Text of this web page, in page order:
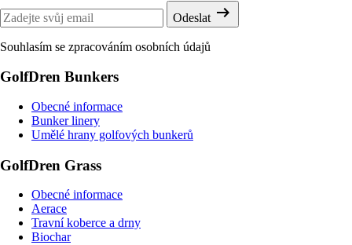
Odeslat arrow_right_alt
Souhlasím se zpracováním osobních údajů
GolfDren Bunkers
Obecné informace
Bunker linery
Umělé hrany golfových bunkerů
GolfDren Grass
Obecné informace
Aerace
Travní koberce a drny
Biochar